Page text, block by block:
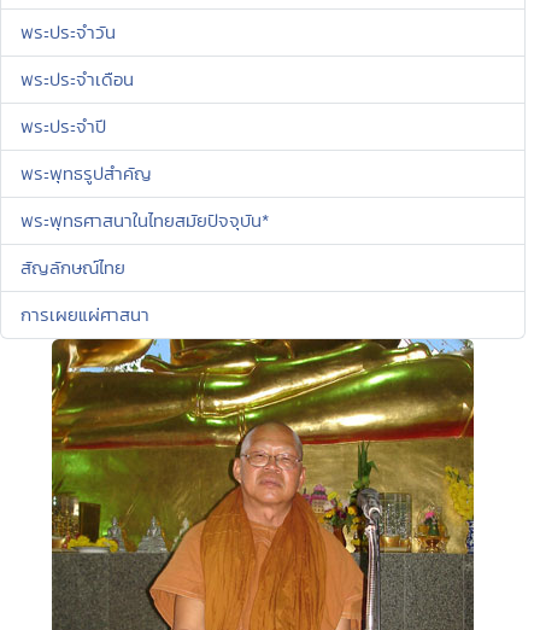
พระประจำวัน
พระประจำเดือน
พระประจำปี
พระพุทธรูปสำคัญ
พระพุทธศาสนาในไทยสมัยปัจจุบัน*
สัญลักษณ์ไทย
การเผยแผ่ศาสนา